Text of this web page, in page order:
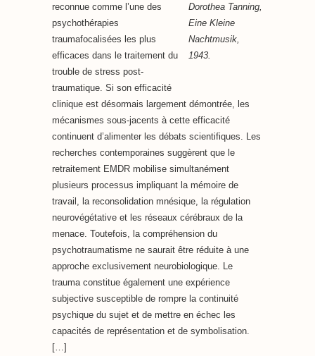
Dorothea Tanning,
Eine Kleine
Nachtmusik,
1943.
reconnue comme l’une des
psychothérapies
traumafocalisées les plus
efficaces dans le traitement du
trouble de stress post-
traumatique. Si son efficacité
clinique est désormais largement démontrée, les
mécanismes sous-jacents à cette efficacité
continuent d’alimenter les débats scientifiques. Les
recherches contemporaines suggèrent que le
retraitement EMDR mobilise simultanément
plusieurs processus impliquant la mémoire de
travail, la reconsolidation mnésique, la régulation
neurovégétative et les réseaux cérébraux de la
menace. Toutefois, la compréhension du
psychotraumatisme ne saurait être réduite à une
approche exclusivement neurobiologique. Le
trauma constitue également une expérience
subjective susceptible de rompre la continuité
psychique du sujet et de mettre en échec les
capacités de représentation et de symbolisation.
[…]